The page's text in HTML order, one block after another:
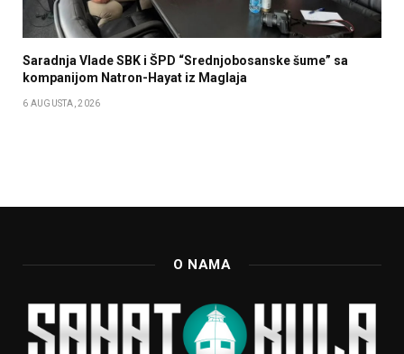
Saradnja Vlade SBK i ŠPD “Srednjobosanske šume” sa
kompanijom Natron-Hayat iz Maglaja
6 AUGUSTA, 2026
O NAMA